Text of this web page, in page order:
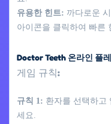
유용한 힌트: 까다로운
아이콘을 클릭하여 빠른
Doctor Teeth 온라인 플
게임 규칙:
규칙 1: 환자를 선택하고
세요.